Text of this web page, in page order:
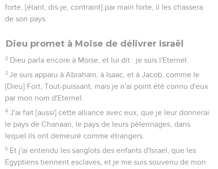
forte, [étant, dis-je, contraint] par main forte, il les chassera
de son pays.
Dieu promet à Moïse de délivrer Israël
2 Dieu parla encore à Moïse, et lui dit : je suis l'Eternel.
3 Je suis apparu à Abraham, à Isaac, et à Jacob, comme le
[Dieu] Fort, Tout-puissant, mais je n'ai point été connu d'eux
par mon nom d'Eternel.
4 J'ai fait [aussi] cette alliance avec eux, que je leur donnerai
le pays de Chanaan, le pays de leurs pèlerinages, dans
lequel ils ont demeuré comme étrangers.
5 Et j'ai entendu les sanglots des enfants d'Israël, que les
Egyptiens tiennent esclaves, et je me suis souvenu de mon